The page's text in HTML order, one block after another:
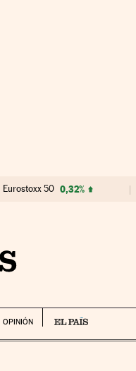
Eurostoxx 50 0,32%
OPINIÓN